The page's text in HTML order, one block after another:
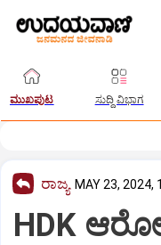
ಮುಖಪುಟ ಸುದ್ದಿ ವಿಭಾಗ
ರಾಜ್ಯ MAY 23, 2024,
HDK